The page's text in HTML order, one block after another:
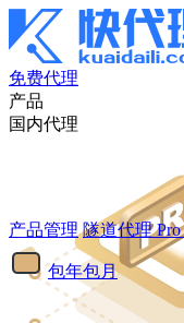
免费代理
产品
国内代理
产品管理 隧道代理Pro
包年包月